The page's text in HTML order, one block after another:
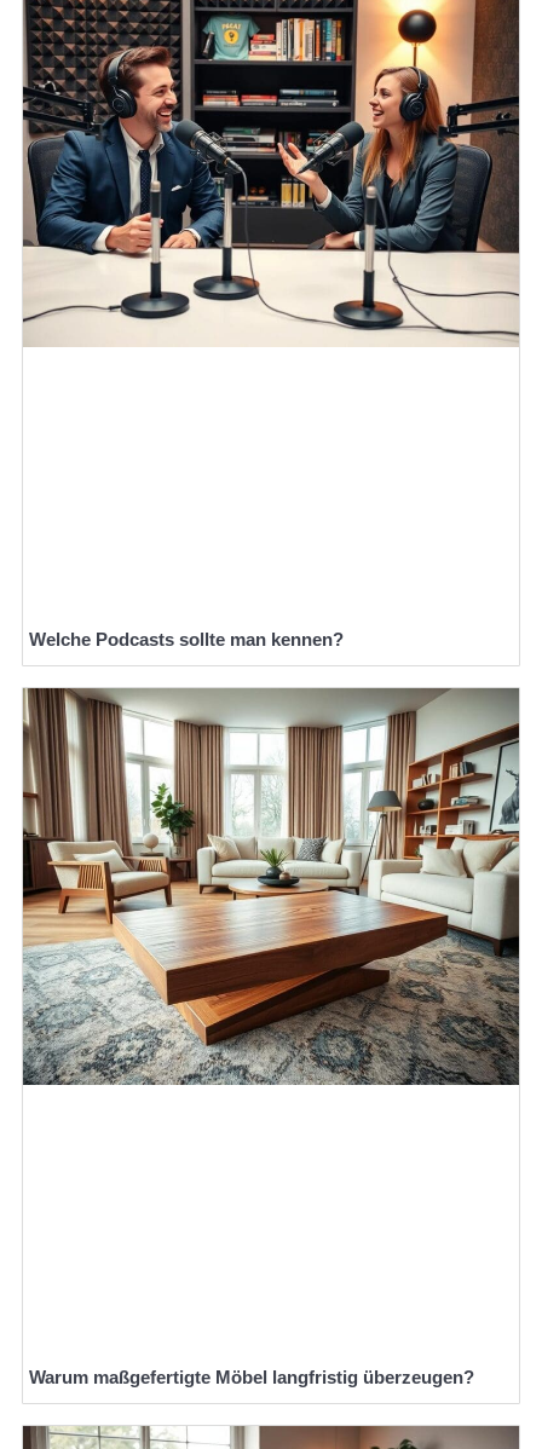
Welche Podcasts sollte man kennen?
Warum maßgefertigte Möbel langfristig überzeugen?